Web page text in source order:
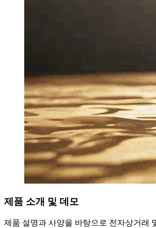
제품 소개 및 데모
제품 설명과 사양을 바탕으로 전자상거래